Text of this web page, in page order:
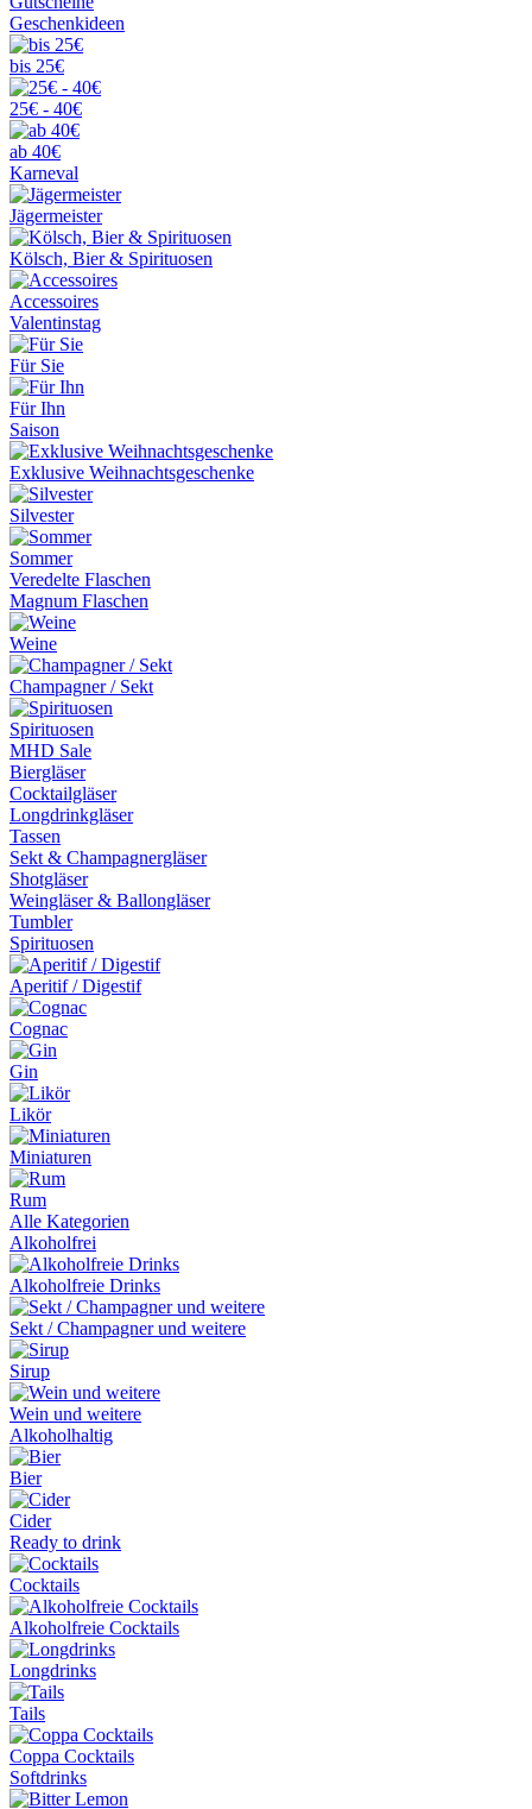
Geschenkideen
bis 25€
25€ - 40€
ab 40€
Karneval
Jägermeister
Kölsch, Bier & Spirituosen
Accessoires
Valentinstag
Für Sie
Für Ihn
Saison
Exklusive Weihnachtsgeschenke
Silvester
Sommer
Veredelte Flaschen
Magnum Flaschen
Weine
Champagner / Sekt
Spirituosen
MHD Sale
Biergläser
Cocktailgläser
Longdrinkgläser
Tassen
Sekt & Champagnergläser
Shotgläser
Weingläser & Ballongläser
Tumbler
Spirituosen
Aperitif / Digestif
Cognac
Gin
Likör
Miniaturen
Rum
Alle Kategorien
Alkoholfrei
Alkoholfreie Drinks
Sekt / Champagner und weitere
Sirup
Wein und weitere
Alkoholhaltig
Bier
Cider
Ready to drink
Cocktails
Alkoholfreie Cocktails
Longdrinks
Tails
Coppa Cocktails
Softdrinks